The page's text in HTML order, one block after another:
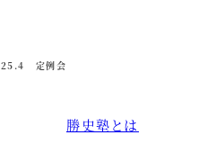
定例会
勝史塾とは